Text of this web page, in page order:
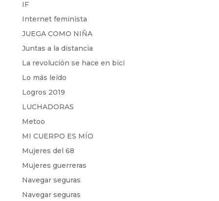
IF
Internet feminista
JUEGA COMO NIÑA
Juntas a la distancia
La revolución se hace en bici
Lo más leído
Logros 2019
LUCHADORAS
Metoo
MI CUERPO ES MÍO
Mujeres del 68
Mujeres guerreras
Navegar seguras
Navegar seguras